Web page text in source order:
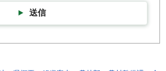
送信